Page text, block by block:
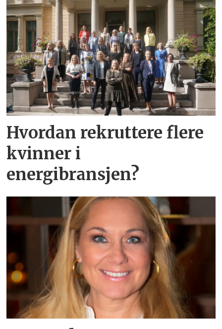
Hvordan rekruttere flere
kvinner i
energibransjen?